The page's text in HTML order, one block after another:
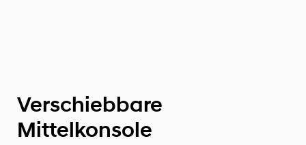
Verschiebbare
Mittelkonsole